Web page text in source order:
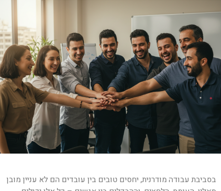
בסביבת עבודה מודרנית, יחסים טובים בין עובדים הם לא עניין מובן